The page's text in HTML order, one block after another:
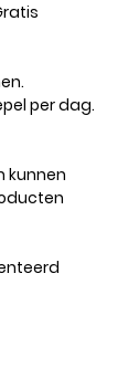
per dag.​
kunnen